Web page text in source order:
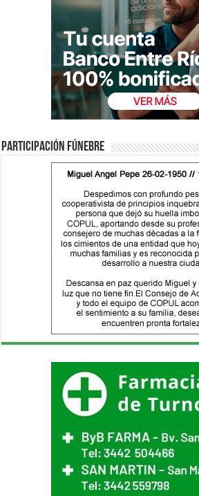
Participación fúnebre